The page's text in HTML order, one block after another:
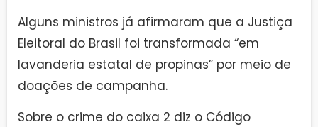
Alguns ministros já afirmaram que a Justiça
Eleitoral do Brasil foi transformada “em
lavanderia estatal de propinas” por meio de
doações de campanha.
Sobre o crime do caixa 2 diz o Código